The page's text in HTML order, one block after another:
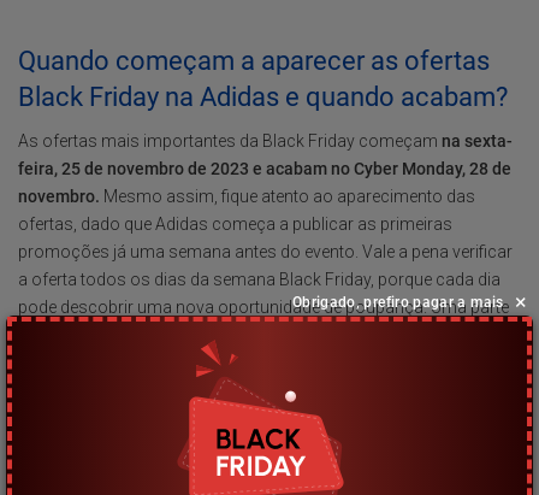
Quando começam a aparecer as ofertas
Black Friday na Adidas e quando acabam?
As ofertas mais importantes da Black Friday começam na sexta-
feira, 25 de novembro de 2023 e acabam no Cyber Monday, 28 de
novembro. Mesmo assim, fique atento ao aparecimento das
ofertas, dado que Adidas começa a publicar as primeiras
promoções já uma semana antes do evento. Vale a pena verificar
a oferta todos os dias da semana Black Friday, porque cada dia
pode descobrir uma nova oportunidade de poupança. Uma parte
menos, então tem de estar atento para não perder nenhuma das
Informações sobre as ofertas. O que
Obrigado, prefiro pagar a mais ×